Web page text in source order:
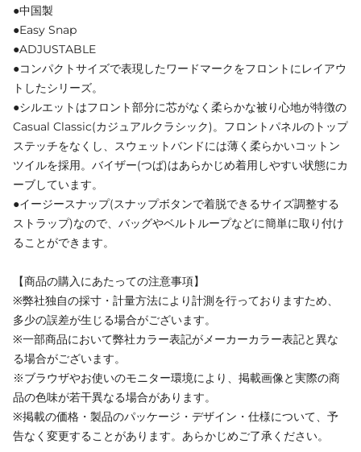
●中国製
●Easy Snap
●ADJUSTABLE
●コンパクトサイズで表現したワードマークをフロントにレイアウ
トしたシリーズ。
●シルエットはフロント部分に芯がなく柔らかな被り心地が特徴の
Casual Classic(カジュアルクラシック)。フロントパネルのトップ
ステッチをなくし、スウェットバンドには薄く柔らかいコットン
ツイルを採用。バイザー(つば)はあらかじめ着用しやすい状態にカ
ーブしています。
●イージースナップ(スナップボタンで着脱できるサイズ調整する
ストラップ)なので、バッグやベルトループなどに簡単に取り付け
ることができます。
【商品の購入にあたっての注意事項】
※弊社独自の採寸・計量方法により計測を行っておりますため、
多少の誤差が生じる場合がございます。
※一部商品において弊社カラー表記がメーカーカラー表記と異な
る場合がございます。
※ブラウザやお使いのモニター環境により、掲載画像と実際の商
品の色味が若干異なる場合があります。
※掲載の価格・製品のパッケージ・デザイン・仕様について、予
告なく変更することがあります。あらかじめご了承ください。